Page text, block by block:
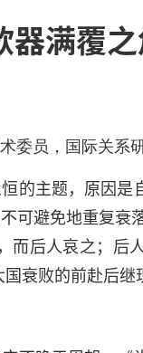
器满覆
委员，国际关系
的主题，原因
可避免地重复衰
而后人哀之；后
衰败的前赴后继